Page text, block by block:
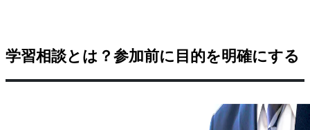
学習相談とは？参加前に目的を明確にする